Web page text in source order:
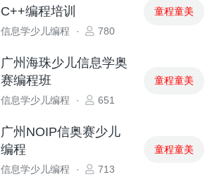
C++编程培训
信息学少儿编程 · 780
童程童美
广州海珠少儿信息学奥
赛编程班
信息学少儿编程 · 651
童程童美
广州NOIP信奥赛少儿
编程
信息学少儿编程 · 713
童程童美